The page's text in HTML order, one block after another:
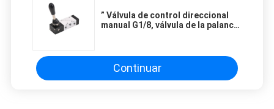
” Válvula de control direccional
manual G1/8, válvula de la palanca
Continuar